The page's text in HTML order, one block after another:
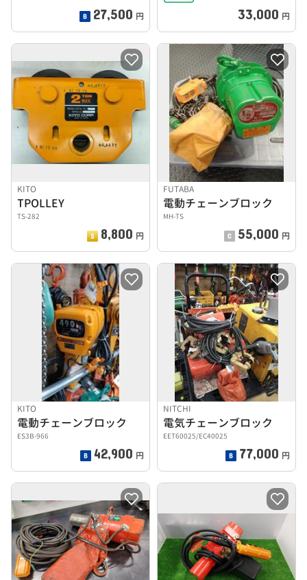
27,500 円 33,000 円
KITO
TPOLLEY
TS-282
8,800 円
FUTABA
電動チェーンブロック
MH-TS
55,000 円
KITO
電動チェーンブロック
ES3B-966
42,900 円
NITCHI
電気チェーンブロック
EET60025/EC40025
77,000 円